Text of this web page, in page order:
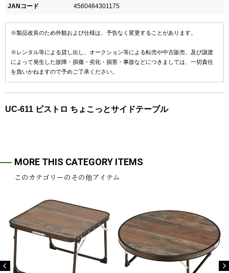
JANコード 4560464301175
※製品改良のため外観および仕様は、予告なく変更することがあります。
※レンタル等による貸し出し、オークション等による転売や中古販売、及び譲渡
によって発生した故障・損傷・劣化・損害・事故などにつきましては、一切責任
を負いかねますので予めご了承ください。
UC-611 ビストロ ちょこっとサイドテーブル
MORE THIS CATEGORY ITEMS
このカテゴリーのその他アイテム